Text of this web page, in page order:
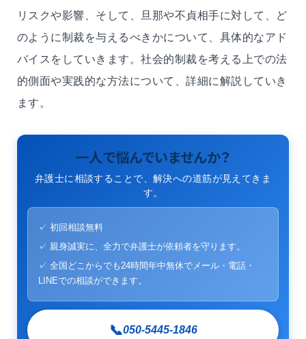
リスクや影響、そして、旦那や不貞相手に対して、ど
のように制裁を与えるべきかについて、具体的なアド
バイスをしていきます。社会的制裁を考える上での法
的側面や実践的な方法について、詳細に解説していき
ます。
一人で悩んでいませんか？
弁護士に相談することで、解決への道筋が見えてきま
す。
✓ 初回相談無料
✓ 親身誠実に、全力で弁護士が依頼者を守ります。
✓ 全国どこからでも24時間年中無休でメール・電話・
LINEでの相談ができます。
📞050-5445-1846